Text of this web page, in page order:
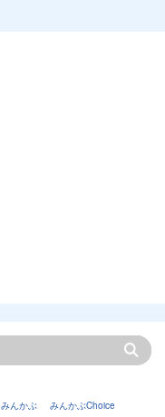
みんかぶ みんかぶChoice